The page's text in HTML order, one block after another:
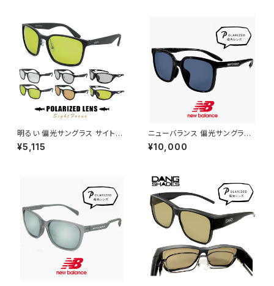
ンズ レディース ユニセックス ボ
ストン型 フレーム 偏光 レンズ u
v400 uvカット 釣り アウトドア
キャンプ おすすめ
ング 釣り ゴルフ ツーリング 自
転車 車 運転用 メンズ レディー
ス ユニセックス uvカット
明るい 偏光サングラス サイトフ
ォーカス SF メンズ レディース
ユニセックス モデル スポーツサ
¥5,115
ニューバランス 偏光サングラス
nb08141x c01p 偏光 スポー
ツサングラス New Balance n
ウトドア スクエア 型 軽量 メン
ズ レディース ユニセックス モデ
ル ブランド ブラック フレーム 偏
光レンズ
¥10,000